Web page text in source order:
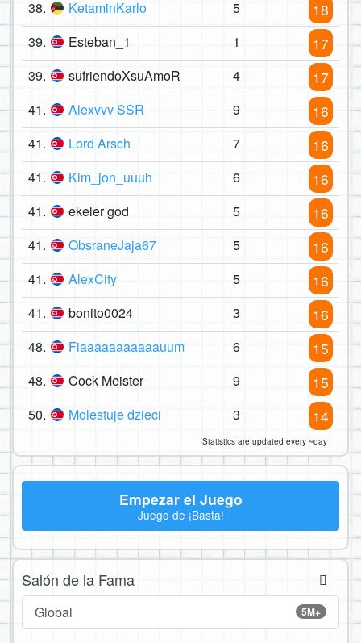
38. KetaminKarlo 5 18
39. Esteban_1 1 17
39. sufriendoXsuAmoR 4 17
41. Alexvvv SSR 9 16
41. Lord Arsch 7 16
41. Kim_jon_uuuh 6 16
41. ekeler god 5 16
41. ObsraneJaja67 5 16
41. AlexCity 5 16
41. bonito0024 3 16
48. Fiaaaaaaaaaaauum 6 15
48. Cock Meister 9 15
50. Molestuje dzieci 3 14
Statistics are updated every ~day
Empezar el Juego
Juego de ¡Basta!
Salón de la Fama
5M+
Global